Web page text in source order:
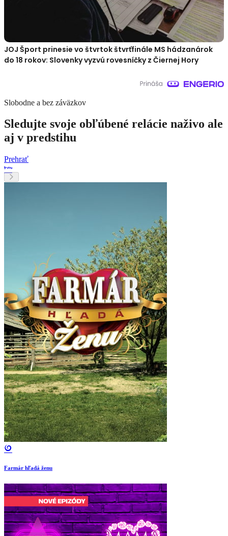
JOJ Šport prinesie vo štvrtok štvrťfinále MS hádzanárok
do 18 rokov: Slovenky vyzvú rovesníčky z Čiernej Hory
Slobodne a bez záväzkov
Sledujte svoje obľúbené relácie naživo ale
aj v predstihu
Prehrať
Farmár hľadá ženu